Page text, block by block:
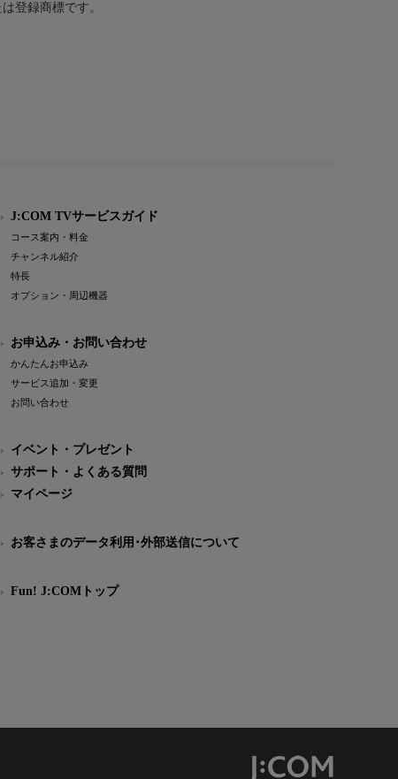
登録商標です。
J:COM TVサービスガイド
コース案内・料金
チャンネル紹介
特長
オプション・周辺機器
お申込み・お問い合わせ
かんたんお申込み
サービス追加・変更
お問い合わせ
イベント・プレゼント
サポート・よくある質問
マイページ
お客さまのデータ利用･外部送信について
Fun! J:COMトップ